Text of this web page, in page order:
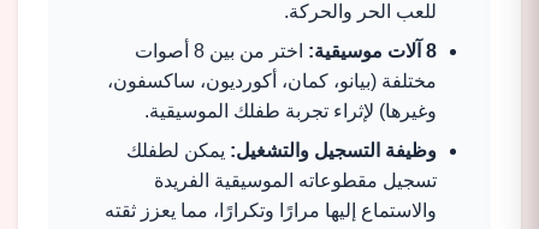
للعب الحر والحركة.
8 آلات موسيقية:
اختر من بين 8 أصوات
مختلفة (بيانو، كمان، أكورديون، ساكسفون،
وغيرها) لإثراء تجربة طفلك الموسيقية.
وظيفة التسجيل والتشغيل: يمكن لطفلك
تسجيل مقطوعاته الموسيقية الفريدة
والاستماع إليها مرارًا وتكرارًا، مما يعزز ثقته